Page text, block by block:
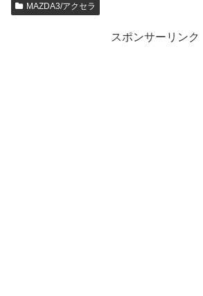
MAZDA3/アクセラ
スポンサーリンク